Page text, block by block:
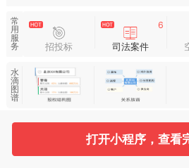
常
用
服
务
招投标
6
司法案件
水
滴
图
谱
打开小程序，查看